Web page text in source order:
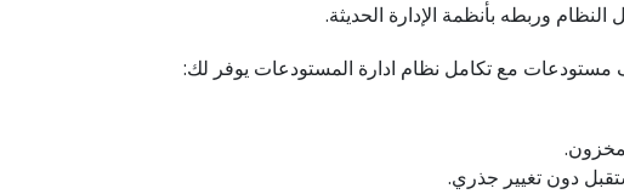
النظام وربطه بأنظمة الإدارة الحديثة.
مستودعات مع تكامل نظام ادارة المستودعات يوفر لك:
دون تغيير جذري.